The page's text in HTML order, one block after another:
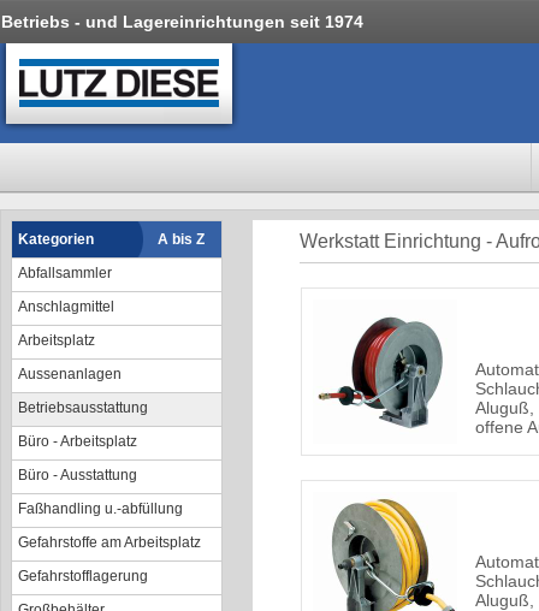
Betriebs - und Lagereinrichtungen seit 1974
Kategorien
A bis Z
Abfallsammler
Anschlagmittel
Arbeitsplatz
Aussenanlagen
Betriebsausstattung
Büro - Arbeitsplatz
Büro - Ausstattung
Faßhandling u.-abfüllung
Gefahrstoffe am Arbeitsplatz
Gefahrstofflagerung
Werkstatt Einrichtung -
Aluguß,
offene
Aluguß,